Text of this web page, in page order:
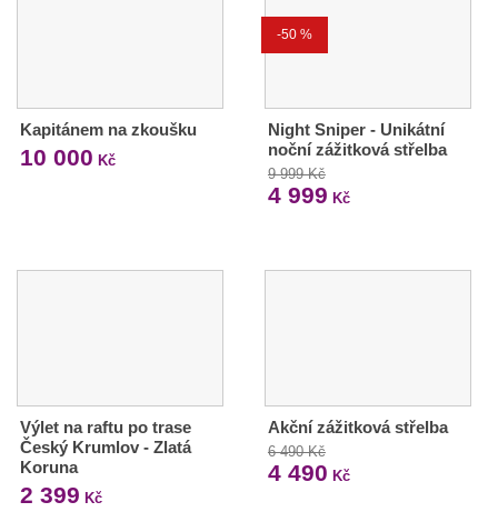
Kapitánem na zkoušku
10 000 Kč
-50 %
Night Sniper - Unikátní
noční zážitková střelba
9 999 Kč
4 999 Kč
Výlet na raftu po trase
Český Krumlov - Zlatá
Koruna
2 399 Kč
Akční zážitková střelba
6 490 Kč
4 490 Kč